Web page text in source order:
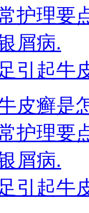
护理要
屑病.
引起牛
皮癣是
护理要
屑病.
引起牛